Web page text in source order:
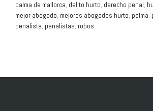
palma de mallorca, delito hurto, derecho penal,
mejor abogado, mejores abogados hurto, palma,
penalista, penalistas, robos